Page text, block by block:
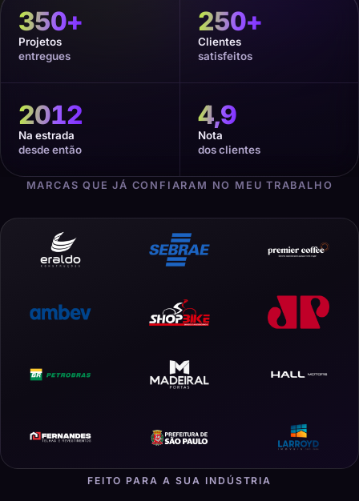
350+
Projetos
entregues
250+
Clientes
satisfeitos
2012
Na estrada
desde então
4,9
Nota
dos clientes
MARCAS QUE JÁ CONFIARAM NO MEU TRABALHO
FEITO PARA A SUA INDÚSTRIA